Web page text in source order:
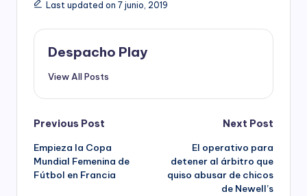
Last updated on 7 junio, 2019
Despacho Play
View All Posts
Post
navigation
Previous Post
Empieza la Copa
Mundial Femenina de
Fútbol en Francia
Next Post
El operativo para
detener al árbitro que
quiso abusar de chicos
de Newell’s